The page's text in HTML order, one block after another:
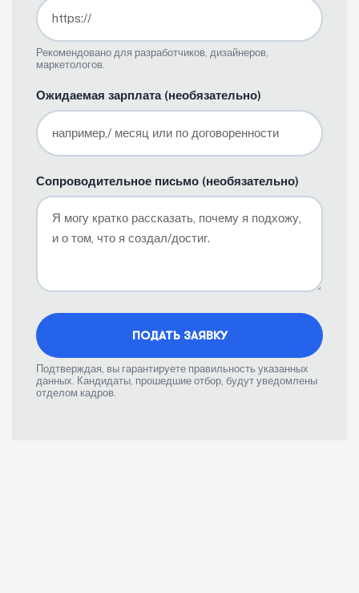
Рекомендовано для разработчиков, дизайнеров,
маркетологов.
Ожидаемая зарплата (необязательно)
Сопроводительное письмо (необязательно)
Подтверждая, вы гарантируете правильность указанных
данных. Кандидаты, прошедшие отбор, будут уведомлены
отделом кадров.